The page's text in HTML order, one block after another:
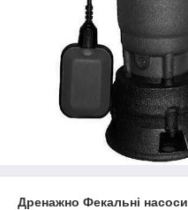
Дренажно Фекальні насоси